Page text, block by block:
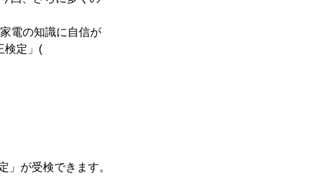
電の知識に自信が
検定」(
が受検できます。